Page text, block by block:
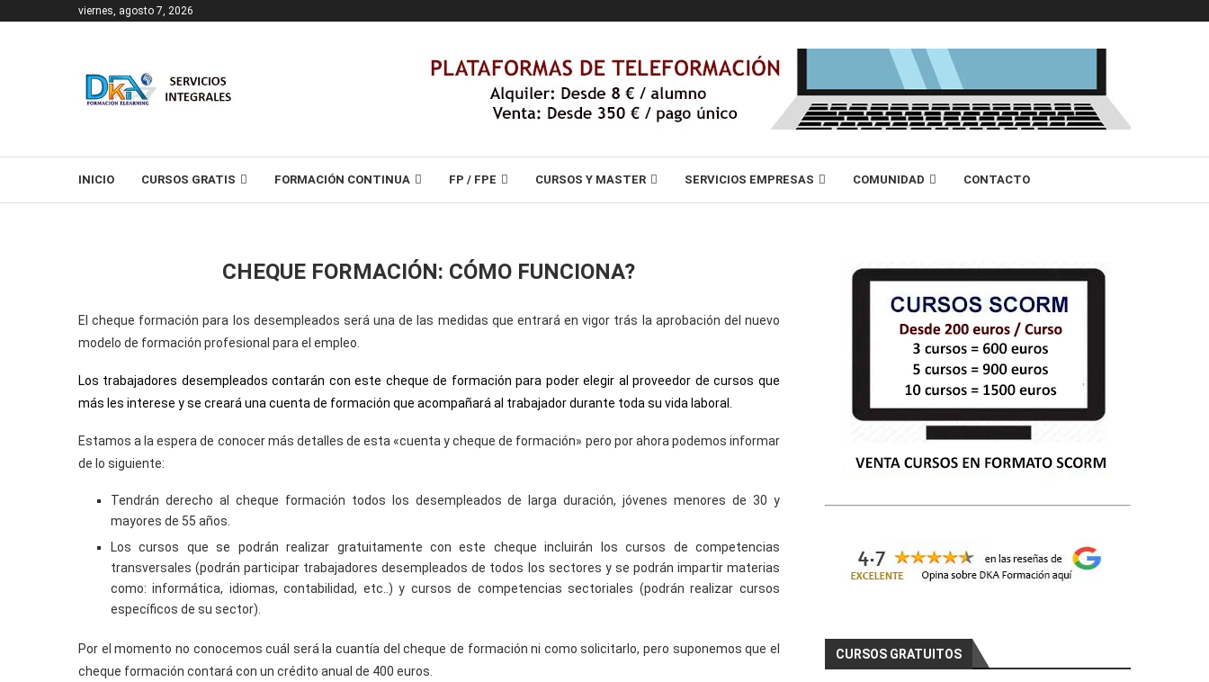
viernes, agosto 7, 2026
INICIO CURSOS GRATIS FORMACIÓN CONTINUA FP / FPE CURSOS Y MASTER SERVICIOS EMPRESAS COMUNIDAD CONTACTO
CHEQUE FORMACIÓN: CÓMO FUNCIONA?
El cheque formación para los desempleados será una de las medidas que entrará en vigor trás la aprobación del nuevo
modelo de formación profesional para el empleo.
Los trabajadores desempleados contarán con este cheque de formación para poder elegir al proveedor de cursos que
más les interese y se creará una cuenta de formación que acompañará al trabajador durante toda su vida laboral.
Estamos a la espera de conocer más detalles de esta «cuenta y cheque de formación» pero por ahora podemos informar
de lo siguiente:
Tendrán derecho al cheque formación todos los desempleados de larga duración, jóvenes menores de 30 y
mayores de 55 años.
Los cursos que se podrán realizar gratuitamente con este cheque incluirán los cursos de competencias
transversales (podrán participar trabajadores desempleados de todos los sectores y se podrán impartir materias
como: informática, idiomas, contabilidad, etc..) y cursos de competencias sectoriales (podrán realizar cursos
específicos de su sector).
Por el momento no conocemos cuál será la cuantía del cheque de formación ni como solicitarlo, pero suponemos que el
cheque formación contará con un crédito anual de 400 euros.
CURSOS GRATUITOS